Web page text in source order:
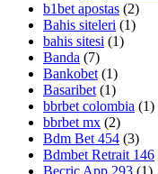
b1bet apostas (2)
Bahis siteleri (1)
bahis sitesi (1)
Banda (7)
Bankobet (1)
Basaribet (1)
bbrbet colombia (1)
bbrbet mx (2)
Bdm Bet 454 (3)
Bdmbet Retrait 146
Becric App 293 (1)